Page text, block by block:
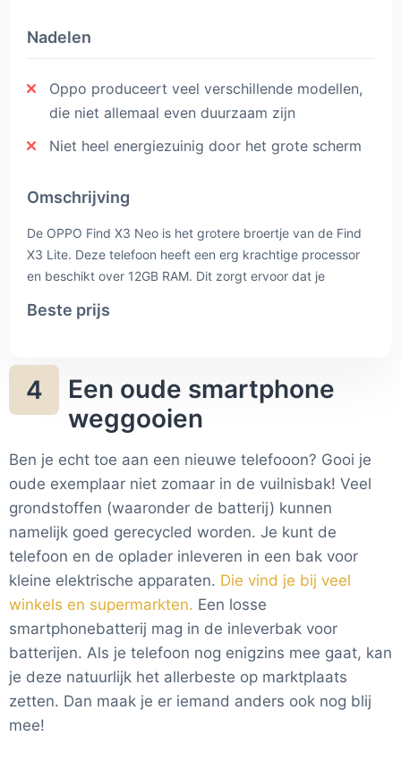
Nadelen
Oppo produceert veel verschillende modellen,
die niet allemaal even duurzaam zijn
Niet heel energiezuinig door het grote scherm
Omschrijving
De OPPO Find X3 Neo is het grotere broertje van de Find
X3 Lite. Deze telefoon heeft een erg krachtige processor
en beschikt over 12GB RAM. Dit zorgt ervoor dat je
vertragingen bij het schakelen tussen apps. Ook heeft de
voor geweldige foto's.
Beste prijs
4
Een oude smartphone
weggooien
Ben je echt toe aan een nieuwe telefooon? Gooi je
oude exemplaar niet zomaar in de vuilnisbak! Veel
grondstoffen (waaronder de batterij) kunnen
namelijk goed gerecycled worden. Je kunt de
telefoon en de oplader inleveren in een bak voor
kleine elektrische apparaten. Die vind je bij veel
winkels en supermarkten. Een losse
smartphonebatterij mag in de inleverbak voor
batterijen. Als je telefoon nog enigzins mee gaat, kan
je deze natuurlijk het allerbeste op marktplaats
zetten. Dan maak je er iemand anders ook nog blij
mee!